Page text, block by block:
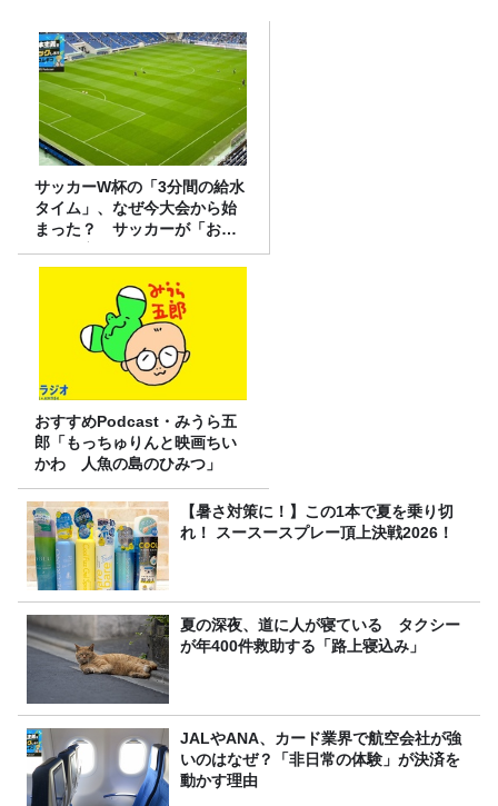
サッカーW杯の「3分間の給水
タイム」、なぜ今大会から始
まった？ サッカーが「お
金」に変わる仕組み
おすすめPodcast・みうら五
郎「もっちゅりんと映画ちい
かわ 人魚の島のひみつ」
【暑さ対策に！】この1本で夏を乗り切
れ！ スースースプレー頂上決戦2026！
夏の深夜、道に人が寝ている タクシー
が年400件救助する「路上寝込み」
JALやANA、カード業界で航空会社が強
いのはなぜ？「非日常の体験」が決済を
動かす理由